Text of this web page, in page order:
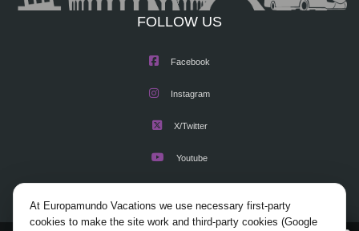
FOLLOW US
Facebook
Instagram
X/Twitter
Youtube
At Europamundo Vacations we use necessary first-party
cookies to make the site work and third-party cookies (Google